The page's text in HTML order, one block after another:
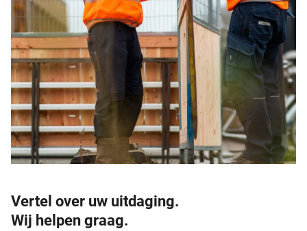
Vertel over uw uitdaging.
Wij helpen graag.